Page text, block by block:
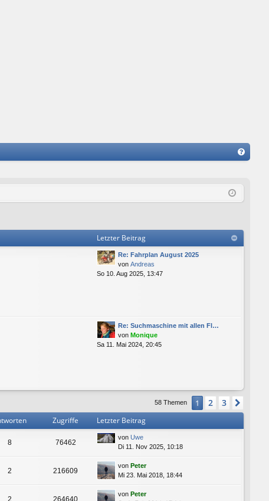
Q
Letzter Beitrag
Re: Fahrplan August 2025
von Andreas
So 10. Aug 2025, 13:47
Re: Suchmaschine mit allen Fl…
von Monique
Sa 11. Mai 2024, 20:45
58 Themen 1 2 3
Zugriffe Letzter Beitrag
8 76462
von Uwe
Di 11. Nov 2025, 10:18
2 216609
von Peter
Mi 23. Mai 2018, 18:44
2 264640
von Peter